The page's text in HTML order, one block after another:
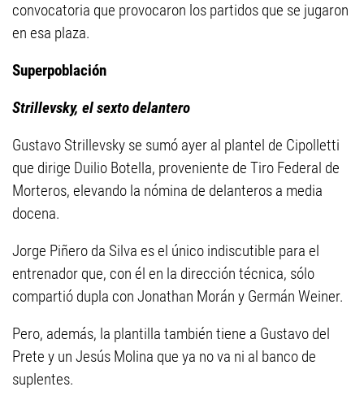
convocatoria que provocaron los partidos que se jugaron
en esa plaza.
Superpoblación
Strillevsky, el sexto delantero
Gustavo Strillevsky se sumó ayer al plantel de Cipolletti
que dirige Duilio Botella, proveniente de Tiro Federal de
Morteros, elevando la nómina de delanteros a media
docena.
Jorge Piñero da Silva es el único indiscutible para el
entrenador que, con él en la dirección técnica, sólo
compartió dupla con Jonathan Morán y Germán Weiner.
Pero, además, la plantilla también tiene a Gustavo del
Prete y un Jesús Molina que ya no va ni al banco de
suplentes.